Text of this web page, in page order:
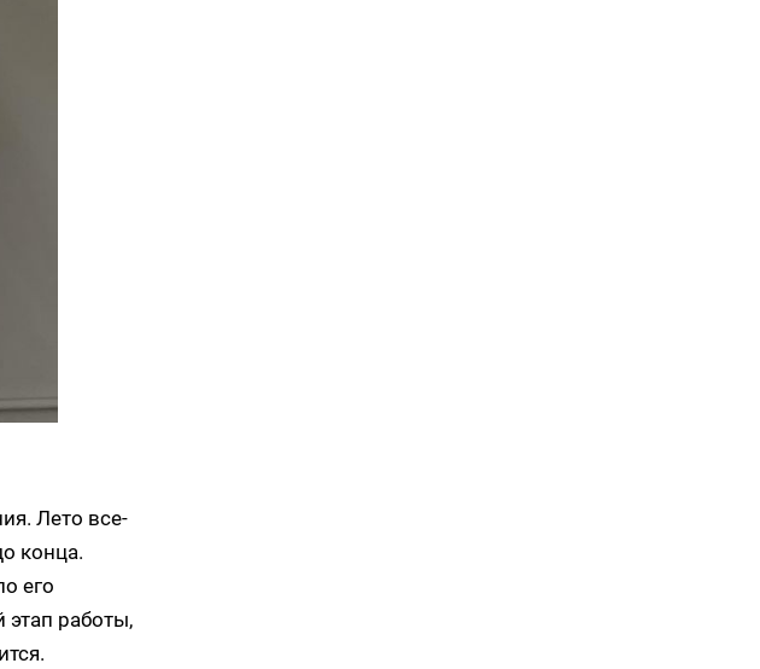
Лето все-
конца.
его
работы,